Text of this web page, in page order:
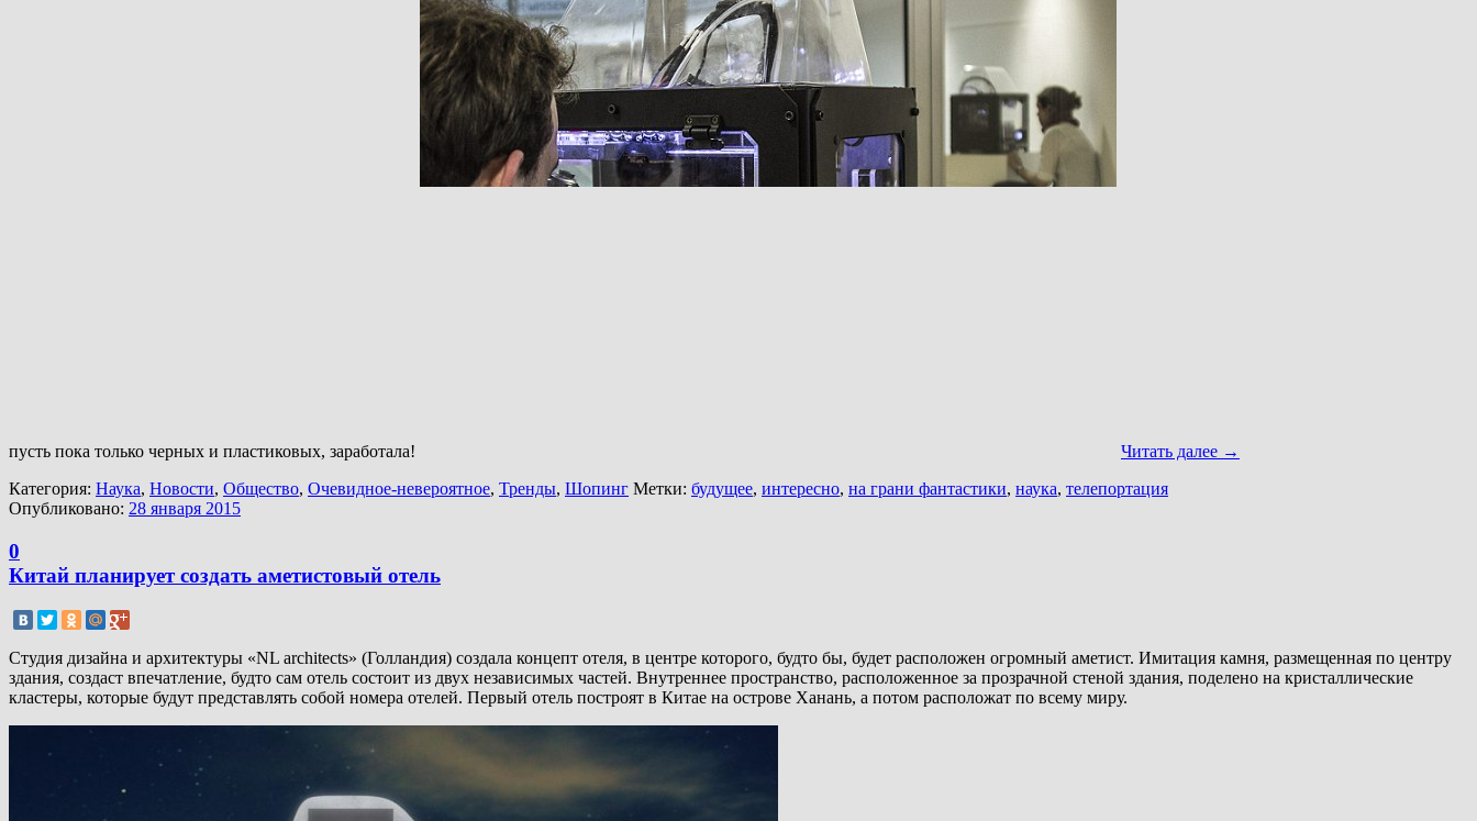
пусть пока только черных и пластиковых, заработала! Читать далее →
Категория: Наука, Новости, Общество, Очевидное-невероятное, Тренды, Шопинг Метки: будущее, интересно, на грани фантастики, наука, телепортация
Опубликовано: 28 января 2015
0
Китай планирует создать аметистовый отель
Студия дизайна и архитектуры «NL architects» (Голландия) создала концепт отеля, в центре которого, будто бы, будет расположен огромный аметист. Имитация камня, размещенная по центру
здания, создаст впечатление, будто сам отель состоит из двух независимых частей. Внутреннее пространство, расположенное за прозрачной стеной здания, поделено на кристаллические
кластеры, которые будут представлять собой номера отелей. Первый отель построят в Китае на острове Ханань, а потом расположат по всему миру.